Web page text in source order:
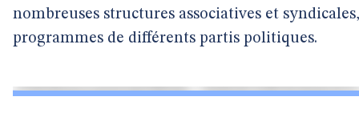
nombreuses structures associatives et
programmes de différents partis politiques.